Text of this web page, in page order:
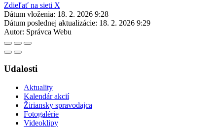
Zdieľať na sieti X
Dátum vloženia: 18. 2. 2026 9:28
Dátum poslednej aktualizácie: 18. 2. 2026 9:29
Autor: Správca Webu
Udalosti
Aktuality
Kalendár akcií
Žiriansky spravodajca
Fotogalérie
Videoklipy